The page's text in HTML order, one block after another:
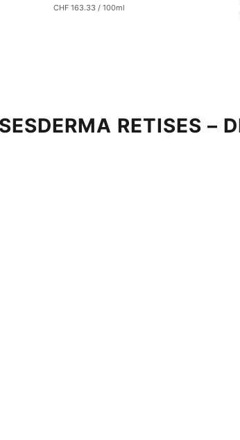
CHF 163.33 / 100ml
o
1
SESDERMA RETISES –